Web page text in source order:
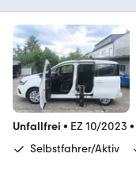
Unfallfrei • EZ 10/2023 •
Selbstfahrer/Aktiv